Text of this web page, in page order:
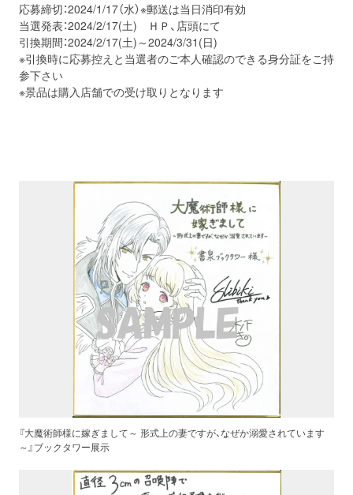
応募締切：2024/1/17（水）※郵送は当日消印有効
当選発表：2024/2/17(土) ＨＰ、店頭にて
引換期間：2024/2/17(土)～2024/3/31(日)
※引換時に応募控えと当選者のご本人確認のできる身分証をご持
参下さい
※景品は購入店舗での受け取りとなります
『大魔術師様に嫁ぎまして～ 形式上の妻ですが、なぜか溺愛されています
～』ブックタワー展示